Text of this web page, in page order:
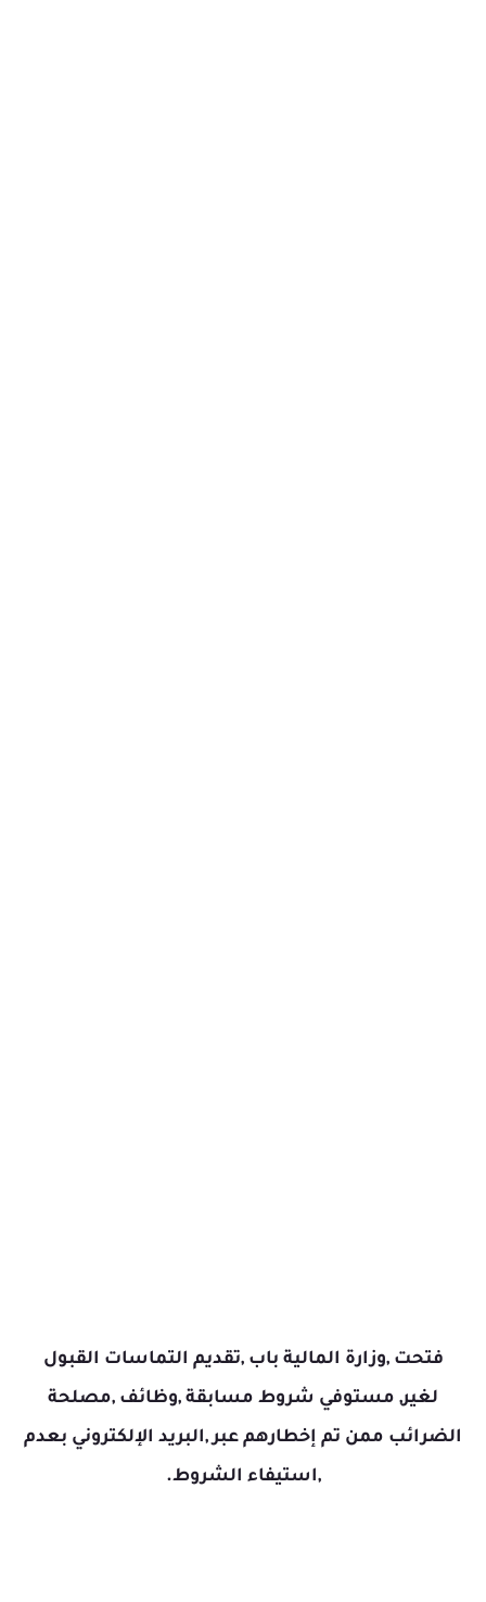
فتحت ,وزارة المالية باب ,تقديم التماسات القبول
لغير, مستوفي شروط مسابقة ,وظائف ,مصلحة
الضرائب ممن تم إخطارهم عبر ,البريد الإلكتروني بعدم
,استيفاء الشروط.